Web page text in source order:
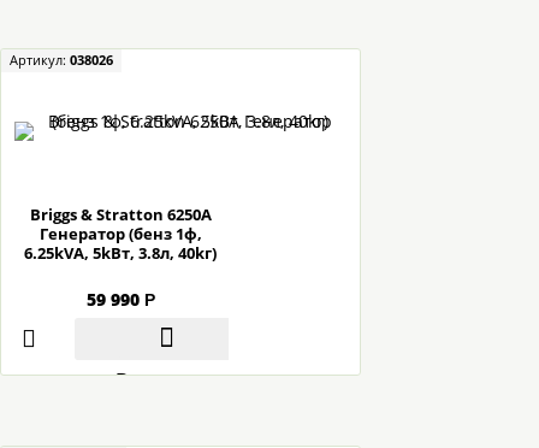
Briggs & Stratton 6250A
Гeнepaтop (бeнз 1ф,
6.25kVA, 5kBт, 3.8л, 40kг)
Артикул: 038026
59 990 Р
В корзину